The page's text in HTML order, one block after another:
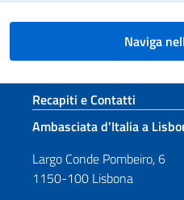
Naviga
Sezione footer
Recapiti e Contatti
Ambasciata d’Italia a
Largo Conde Pombeiro, 6
1150-100 Lisbona